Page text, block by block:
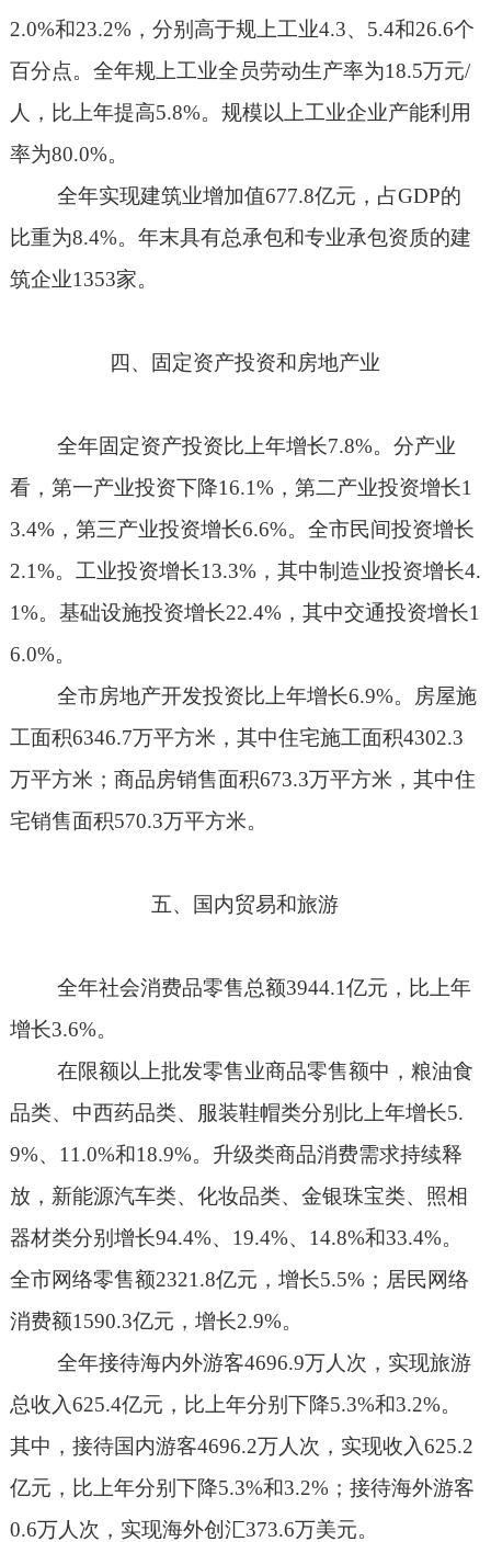
2.0%和23.2%，分别高于规上工业4.3、 5.4和26.6个
百分点。全年规上工业全员劳动生产率为18.5万元/
人，比上年提高5.8%。规模以上工业企业产能利用
率为80.0%。
全年实现建筑业增加值677.8亿元，占GDP的
比重为8.4%。年末具有总承包和专业承包资质的建
筑企业1353家。
四、固定资产投资和房地产业
全年固定资产投资比上年增长7.8%。分产业
看，第一产业投资下降16.1%，第二产业投资增长1
3.4%，第三产业投资增长6.6%。全市民间投资增长
2.1%。工业投资增长13.3%，其中制造业投资增长4.
1%。基础设施投资增长22.4%，其中交通投资增长1
6.0%。
全市房地产开发投资比上年增长6.9%。房屋施
工面积6346.7万平方米，其中住宅施工面积4302.3
万平方米；商品房销售面积673.3万平方米，其中住
宅销售面积570.3万平方米。
五、国内贸易和旅游
全年社会消费品零售总额3944.1亿元，比上年
增长3.6%。
在限额以上批发零售业商品零售额中，粮油食
品类、中西药品类、服装鞋帽类分别比上年增长5.
9%、 11.0%和18.9%。升级类商品消费需求持续释
放，新能源汽车类、化妆品类、金银珠宝类、照相
器材类分别增长94.4%、 19.4%、 14.8%和33.4%。
全市网络零售额2321.8亿元，增长5.5%；居民网络
消费额1590.3亿元，增长2.9%。
全年接待海内外游客4696.9万人次，实现旅游
总收入625.4亿元，比上年分别下降5.3%和3.2%。
其中，接待国内游客4696.2万人次，实现收入625.2
亿元，比上年分别下降5.3%和3.2%；接待海外游客
0.6万人次，实现海外创汇373.6万美元。